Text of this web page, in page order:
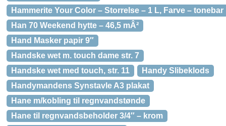
Hammerite Your Color – Storrelse – 1 L, Farve – tonebar
Han 70 Weekend hytte – 46,5 mÂ²
Hand Masker papir 9″
Handske wet m. touch dame str. 7
Handske wet med touch, str. 11
Handy Slibeklods
Handymandens Synstavle A3 plakat
Hane m/kobling til regnvandstønde
Hane til regnvandsbeholder 3/4″ – krom